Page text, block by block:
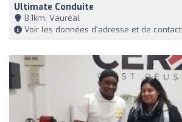
Ultimate Conduite
8,1km, Vauréal
Voir les données d'adresse et de contact